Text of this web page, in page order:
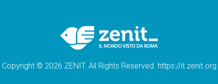
Copyright © 2026 ZENIT. All Rights Reserved. https://it.zenit.org